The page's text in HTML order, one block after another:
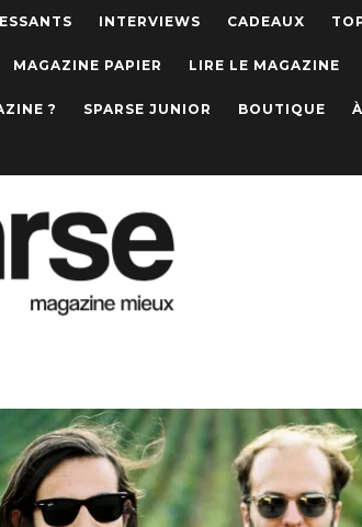
INTERVIEWS CADEAUX
MAGAZINE PAPIER LIRE LE MAGAZINE
? SPARSE JUNIOR BOUTIQUE